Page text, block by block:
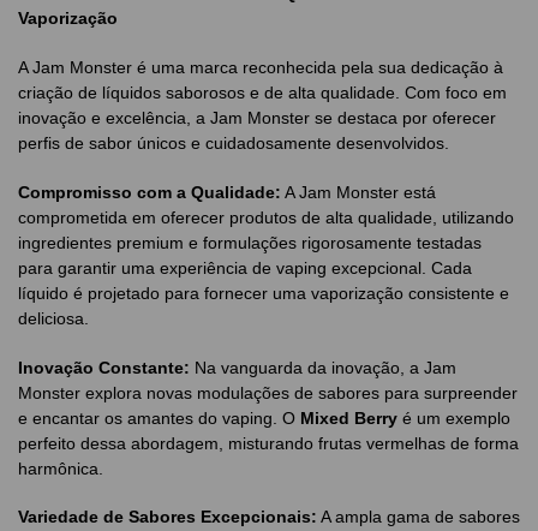
Vaporização
A Jam Monster é uma marca reconhecida pela sua dedicação à
criação de líquidos saborosos e de alta qualidade. Com foco em
inovação e excelência, a Jam Monster se destaca por oferecer
perfis de sabor únicos e cuidadosamente desenvolvidos.
Compromisso com a Qualidade: A Jam Monster está
comprometida em oferecer produtos de alta qualidade, utilizando
ingredientes premium e formulações rigorosamente testadas
para garantir uma experiência de vaping excepcional. Cada
líquido é projetado para fornecer uma vaporização consistente e
deliciosa.
Inovação Constante: Na vanguarda da inovação, a Jam
Monster explora novas modulações de sabores para surpreender
e encantar os amantes do vaping. O Mixed Berry é um exemplo
perfeito dessa abordagem, misturando frutas vermelhas de forma
harmônica.
Variedade de Sabores Excepcionais: A ampla gama de sabores